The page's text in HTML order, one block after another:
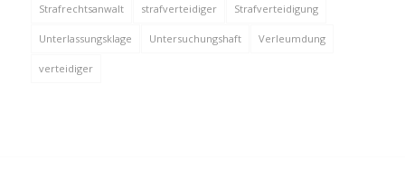
Strafrechtsanwalt strafverteidiger Strafverteidigung
Unterlassungsklage Untersuchungshaft Verleumdung
verteidiger